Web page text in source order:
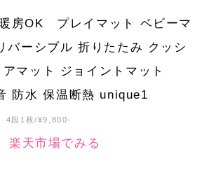
房OK プレイマット ベビーマ
バーシブル 折りたたみ クッシ
マット ジョイントマット
防水 保温断熱 unique1
4段1枚/¥9,800-
楽天市場でみる